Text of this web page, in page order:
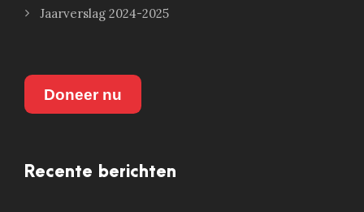
Jaarverslag 2024-2025
Doneer nu
Recente berichten